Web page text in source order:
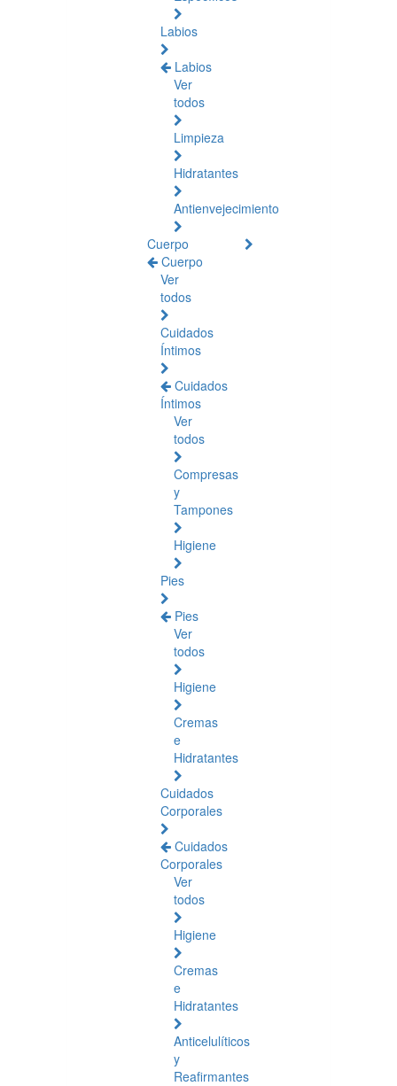
Labios
Labios
Ver
todos
Limpieza
Hidratantes
Antienvejecimiento
Cuerpo
Cuerpo
Ver
todos
Cuidados
Íntimos
Cuidados
Íntimos
Ver
todos
Compresas
y
Tampones
Higiene
Pies
Pies
Ver
todos
Higiene
Cremas
e
Hidratantes
Cuidados
Corporales
Cuidados
Corporales
Ver
todos
Higiene
Cremas
e
Hidratantes
Anticelulíticos
y
Reafirmantes